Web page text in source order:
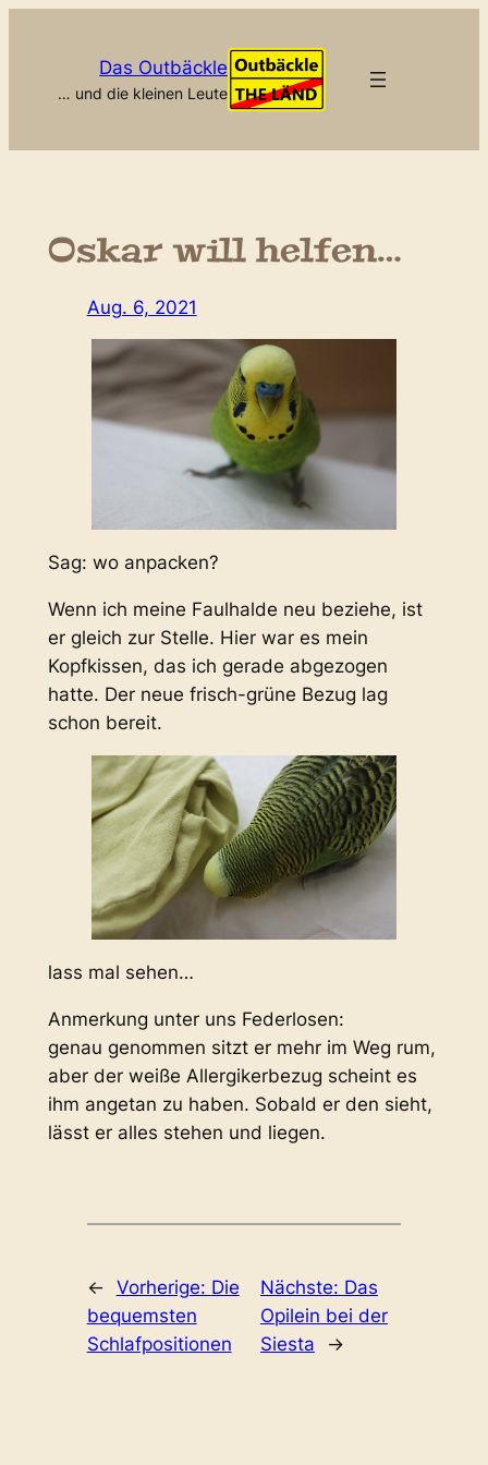
Das Outbäckle
… und die kleinen Leute
Oskar will helfen…
Aug. 6, 2021
Sag: wo anpacken?
Wenn ich meine Faulhalde neu beziehe, ist
er gleich zur Stelle. Hier war es mein
Kopfkissen, das ich gerade abgezogen
hatte. Der neue frisch-grüne Bezug lag
schon bereit.
lass mal sehen…
Anmerkung unter uns Federlosen:
genau genommen sitzt er mehr im Weg rum,
aber der weiße Allergikerbezug scheint es
ihm angetan zu haben. Sobald er den sieht,
lässt er alles stehen und liegen.
← Vorherige: Die
bequemsten
Schlafpositionen
Nächste: Das
Opilein bei der
Siesta
→